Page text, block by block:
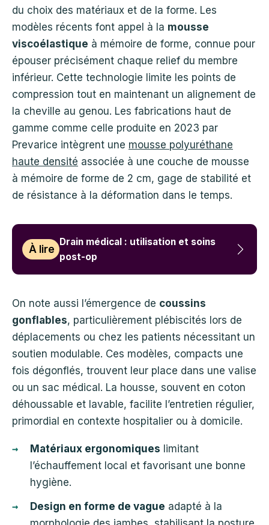
du choix des matériaux et de la forme. Les
modèles récents font appel à la mousse
viscoélastique à mémoire de forme, connue pour
épouser précisément chaque relief du membre
inférieur. Cette technologie limite les points de
compression tout en maintenant un alignement de
la cheville au genou. Les fabrications haut de
gamme comme celle produite en 2023 par
Prevarice intègrent une mousse polyuréthane
haute densité associée à une couche de mousse
à mémoire de forme de 2 cm, gage de stabilité et
de résistance à la déformation dans le temps.
À lire
Drain médical : utilisation et soins
post-op
On note aussi l’émergence de coussins
gonflables, particulièrement plébiscités lors de
déplacements ou chez les patients nécessitant un
soutien modulable. Ces modèles, compacts une
fois dégonflés, trouvent leur place dans une valise
ou un sac médical. La housse, souvent en coton
déhoussable et lavable, facilite l’entretien régulier,
primordial en contexte hospitalier ou à domicile.
Matériaux ergonomiques limitant
l’échauffement local et favorisant une bonne
hygiène.
Design en forme de vague adapté à la